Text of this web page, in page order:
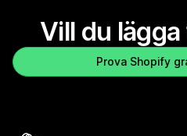
Vill du
Prova Shopify